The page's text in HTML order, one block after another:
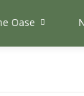
Oase